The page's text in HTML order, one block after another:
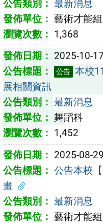
最新消息
藝術才能組
1,368
2025-10-17
公告 本校
展相關資訊
最新消息
舞蹈科
1,452
2025-08-29
公告本校
畫
最新消息
藝術才能組